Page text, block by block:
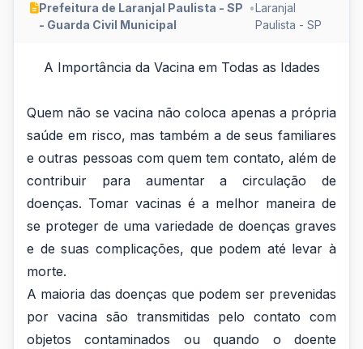
Prefeitura de Laranjal Paulista - SP
- Guarda Civil Municipal
•Laranjal
Paulista - SP
da
Vacina
em
Todas
as
IdadesQuem
não
se
A Importância da Vacina em Todas as Idades
Quem não se vacina não coloca apenas a própria
saúde em risco, mas também a de seus familiares
e outras pessoas com quem tem contato, além de
contribuir para aumentar a circulação de
doenças. Tomar vacinas é a melhor maneira de
se proteger de uma variedade de doenças graves
e de suas complicações, que podem até levar à
morte.
A maioria das doenças que podem ser prevenidas
por vacina são transmitidas pelo contato com
objetos contaminados ou quando o doente